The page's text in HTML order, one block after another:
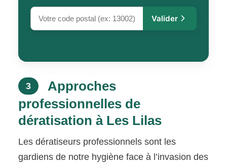
Valider
3
Approches
professionnelles de
dératisation à Les Lilas
Les dératiseurs professionnels sont les
gardiens de notre hygiène face à l’invasion des